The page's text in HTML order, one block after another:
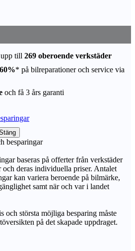
till 269 oberoende verkstäder
* på bilreparationer och service via
och få 3 års garanti
besparingar
baseras på offerter från verkstäder
och deras individuella priser. Antalet
kan variera beroende på bilmärke,
samt när och var i landet
och största möjliga besparing måste
på det skapade uppdraget.